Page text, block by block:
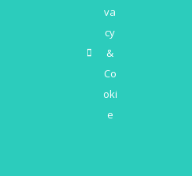
va
cy
&
Co
oki
e